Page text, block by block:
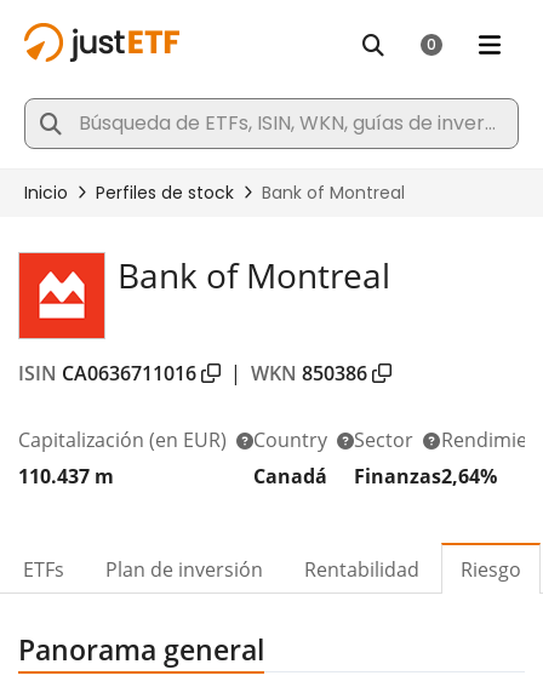
Bank of Montreal
ISIN CA0636711016 | WKN 850386
Capitalización (en EUR)
110.437 m
Country
Canadá
Sector
Finanzas2,64%
ETFs Plan de inversión Rentabilidad Riesgo
Panorama general